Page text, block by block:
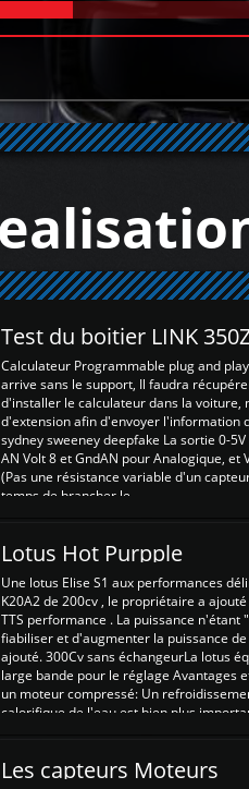
Test du boitier LINK
Calculateur Programmable plug and
arrive sans le support, Il faudra
d'installer le calculateur dans la voiture,
d'extension afin d'envoyer l'information
sydney sweeney deepfake La sortie 0-
AN Volt 8 et GndAN pour Analogique,
(Pas une résistance variable d'un
temps de brancher le ...
Lotus Hot Purpple
Une lotus Elise S1 aux performances
K20A2 de 200cv , le propriétaire a
TTS performance . La puissance n'étant
fiabiliser et d'augmenter la puissance
ajouté. 300Cv sans échangeurLa lotus
large bande pour le réglage Avantages
un moteur compressé: Un
calorifique de l'eau est bien plus
Les capteurs Moteurs